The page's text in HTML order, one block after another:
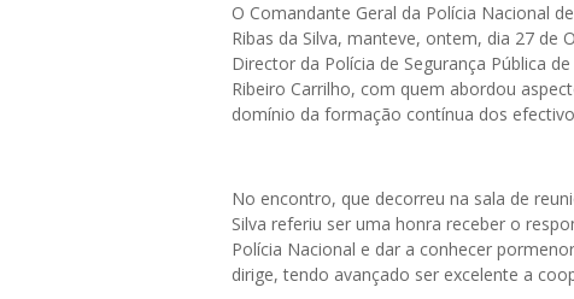
O Comandante Geral da Polícia Nacional
Ribas da Silva, manteve, ontem, dia 27
Director da Polícia de Segurança Pública
Ribeiro Carrilho, com quem abordou
domínio da formação contínua dos
No encontro, que decorreu na sala de
Silva referiu ser uma honra receber o
Polícia Nacional e dar a conhecer
dirige, tendo avançado ser excelente a